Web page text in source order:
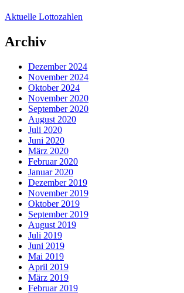
Aktuelle Lottozahlen
Archiv
Dezember 2024
November 2024
Oktober 2024
November 2020
September 2020
August 2020
Juli 2020
Juni 2020
März 2020
Februar 2020
Januar 2020
Dezember 2019
November 2019
Oktober 2019
September 2019
August 2019
Juli 2019
Juni 2019
Mai 2019
April 2019
März 2019
Februar 2019